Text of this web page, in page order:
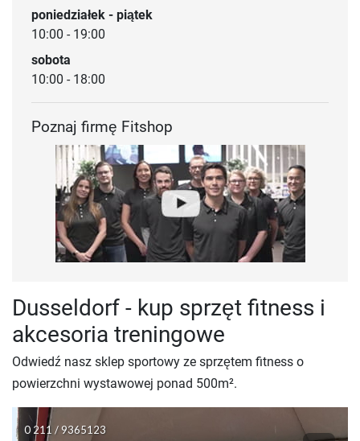
poniedziałek - piątek
10:00 - 19:00
sobota
10:00 - 18:00
Poznaj firmę Fitshop
Dusseldorf - kup sprzęt fitness i
akcesoria treningowe
Odwiedź nasz sklep sportowy ze sprzętem fitness o
powierzchni wystawowej ponad 500m².